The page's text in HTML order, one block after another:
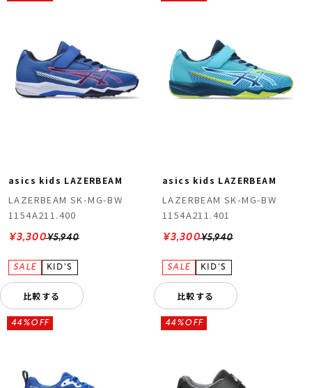
asics kids LAZERBEAM
LAZERBEAM SK-MG-BW
1154A211.400
¥5,940
¥3,300
比較する
asics kids LAZERBEAM
LAZERBEAM SK-MG-BW
1154A211.401
¥5,940
¥3,300
比較する
44%OFF 44%OFF